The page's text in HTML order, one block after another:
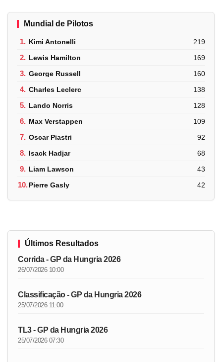
Mundial de Pilotos
1. Kimi Antonelli 219
2. Lewis Hamilton 169
3. George Russell 160
4. Charles Leclerc 138
5. Lando Norris 128
6. Max Verstappen 109
7. Oscar Piastri 92
8. Isack Hadjar 68
9. Liam Lawson 43
10.Pierre Gasly 42
Últimos Resultados
Corrida - GP da Hungria 2026
26/07/2026 10:00
Classificação - GP da Hungria 2026
25/07/2026 11:00
TL3 - GP da Hungria 2026
25/07/2026 07:30